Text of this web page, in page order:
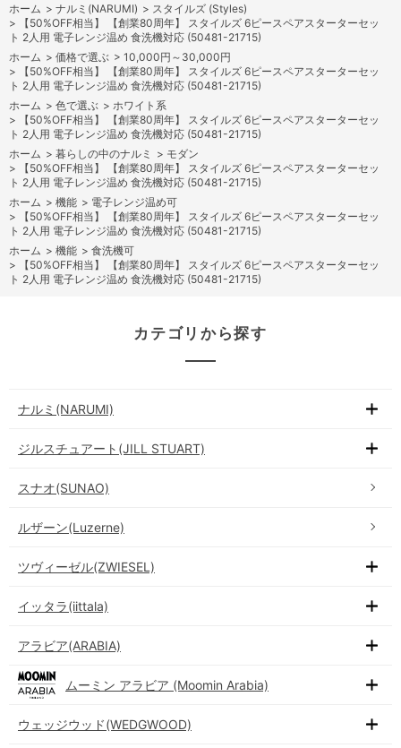
ホーム > ナルミ(NARUMI) > スタイルズ (Styles)
>
【50%OFF相当】 【創業80周年】 スタイルズ 6ピースペアスターターセッ
ト 2人用 電子レンジ温め 食洗機対応 (50481-21715)
ホーム > 価格で選ぶ > 10,000円～30,000円
>
【50%OFF相当】 【創業80周年】 スタイルズ 6ピースペアスターターセッ
ト 2人用 電子レンジ温め 食洗機対応 (50481-21715)
ホーム > 色で選ぶ > ホワイト系
>
【50%OFF相当】 【創業80周年】 スタイルズ 6ピースペアスターターセッ
ト 2人用 電子レンジ温め 食洗機対応 (50481-21715)
ホーム > 暮らしの中のナルミ > モダン
>
【50%OFF相当】 【創業80周年】 スタイルズ 6ピースペアスターターセッ
ト 2人用 電子レンジ温め 食洗機対応 (50481-21715)
ホーム > 機能 > 電子レンジ温め可
>
【50%OFF相当】 【創業80周年】 スタイルズ 6ピースペアスターターセッ
ト 2人用 電子レンジ温め 食洗機対応 (50481-21715)
ホーム > 機能 > 食洗機可
>
【50%OFF相当】 【創業80周年】 スタイルズ 6ピースペアスターターセッ
ト 2人用 電子レンジ温め 食洗機対応 (50481-21715)
カテゴリから探す
ナルミ(NARUMI)
ジルスチュアート(JILL STUART)
スナオ(SUNAO)
ルザーン(Luzerne)
ツヴィーゼル(ZWIESEL)
イッタラ(iittala)
アラビア(ARABIA)
ムーミン アラビア (Moomin Arabia)
ウェッジウッド(WEDGWOOD)